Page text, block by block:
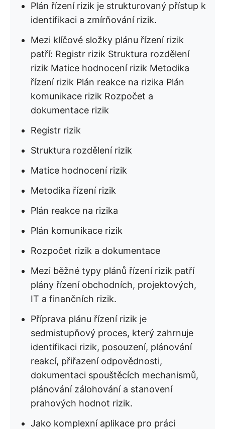
Plán řízení rizik je strukturovaný přístup k
identifikaci a zmírňování rizik.
Mezi klíčové složky plánu řízení rizik
patří: Registr rizik Struktura rozdělení
rizik Matice hodnocení rizik Metodika
řízení rizik Plán reakce na rizika Plán
komunikace rizik Rozpočet a
dokumentace rizik
Registr rizik
Struktura rozdělení rizik
Matice hodnocení rizik
Metodika řízení rizik
Plán reakce na rizika
Plán komunikace rizik
Rozpočet rizik a dokumentace
Mezi běžné typy plánů řízení rizik patří
plány řízení obchodních, projektových,
IT a finančních rizik.
Příprava plánu řízení rizik je
sedmistupňový proces, který zahrnuje
identifikaci rizik, posouzení, plánování
reakcí, přiřazení odpovědnosti,
dokumentaci spouštěcích mechanismů,
plánování zálohování a stanovení
prahových hodnot rizik.
Jako komplexní aplikace pro práci